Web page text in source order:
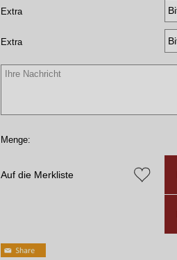
Extra
Extra
Menge:
Auf die Merkliste